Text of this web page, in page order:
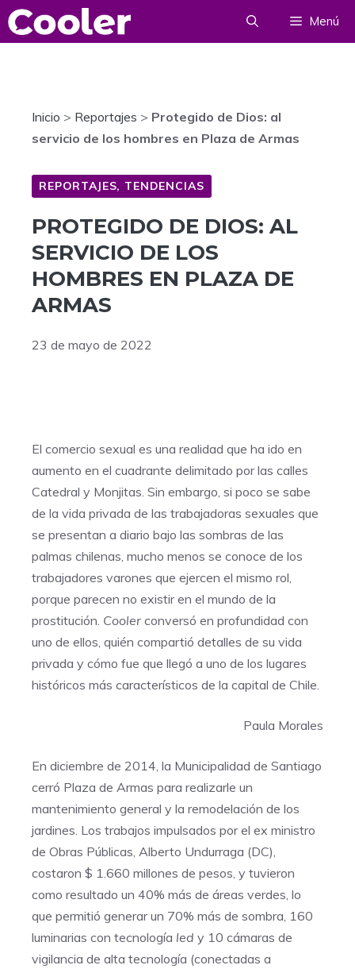
Saltar
al
Menú
Inicio > Reportajes > Protegido de Dios: al
servicio de los hombres en Plaza de Armas
REPORTAJES, TENDENCIAS
PROTEGIDO DE DIOS: AL
SERVICIO DE LOS
HOMBRES EN PLAZA DE
ARMAS
23 de mayo de 2022
El comercio sexual es una realidad que ha ido en
aumento en el cuadrante delimitado por las calles
Catedral y Monjitas. Sin embargo, si poco se sabe
de la vida privada de las trabajadoras sexuales que
se presentan a diario bajo las sombras de las
palmas chilenas, mucho menos se conoce de los
trabajadores varones que ejercen el mismo rol,
porque parecen no existir en el mundo de la
prostitución. Cooler conversó en profundidad con
uno de ellos, quién compartió detalles de su vida
privada y cómo fue que llegó a uno de los lugares
históricos más característicos de la capital de Chile.
Paula Morales
En diciembre de 2014, la Municipalidad de Santiago
cerró Plaza de Armas para realizarle un
mantenimiento general y la remodelación de los
jardines. Los trabajos impulsados por el ex ministro
de Obras Públicas, Alberto Undurraga (DC),
costaron $ 1.660 millones de pesos, y tuvieron
como resultado un 40% más de áreas verdes, lo
que permitió generar un 70% más de sombra, 160
luminarias con tecnología led y 10 cámaras de
vigilancia de alta tecnología (conectadas a